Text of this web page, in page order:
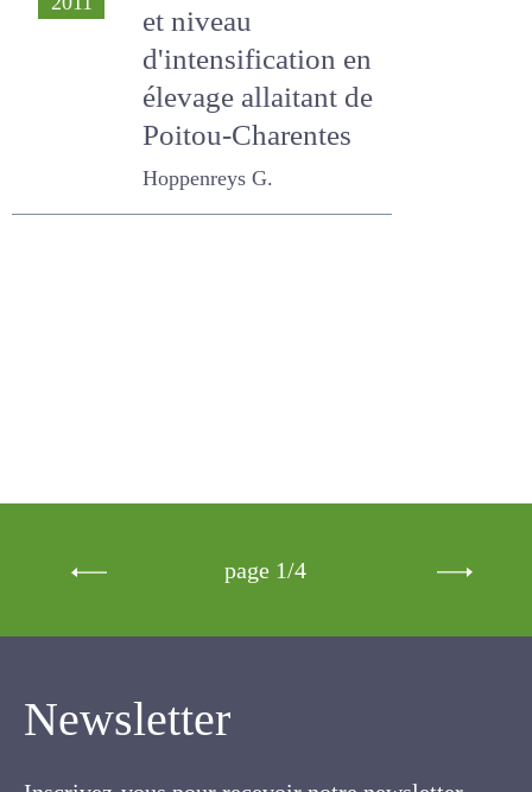
Réussite des
stocks et niveau
d'intensification
de Poitou-
Newsletter